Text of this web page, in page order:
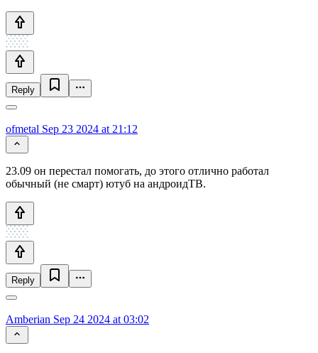
Reply
ofmetal Sep 23 2024 at 21:12
23.09 он перестал помогать, до этого отлично работал
обычный (не смарт) ютуб на андроидТВ.
Reply
Amberian Sep 24 2024 at 03:02